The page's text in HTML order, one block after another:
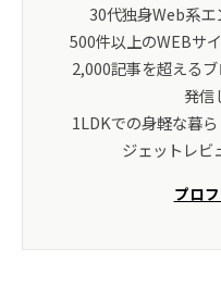
30代独身Web系エ
500件以上のWEBサ
2,000記事を超える
発信
1LDKでの身軽な暮
ジェットレビ
プロ